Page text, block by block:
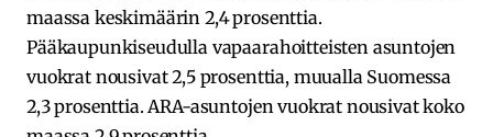
maassa keskimäärin 2,4 prosenttia.
Pääkaupunkiseudulla vapaarahoitteisten asuntojen
vuokrat nousivat 2,5 prosenttia, muualla Suomessa
2,3 prosenttia. ARA-asuntojen vuokrat nousivat koko